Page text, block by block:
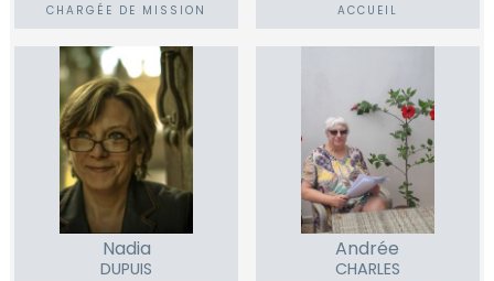
CHARGÉE DE MISSION ACCUEIL
Nadia
DUPUIS
Andrée
CHARLES